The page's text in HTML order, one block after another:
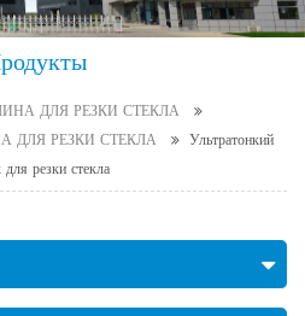
ДЛЯ РЕЗКИ СТЕКЛА
РЕЗКИ СТЕКЛА
Ультратонкий
для резки стекла